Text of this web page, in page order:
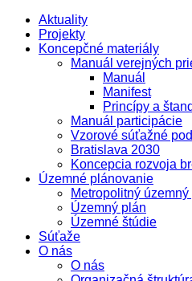
Aktuality
Projekty
Koncepčné materiály
Manuál verejných
Manuál
Manifest
Princípy a
Manuál participácie
Vzorové súťažné
Bratislava 2030
Koncepcia rozvoja
Územné plánovanie
Metropolitný územný
Územný plán
Územné štúdie
Súťaže
O nás
O nás